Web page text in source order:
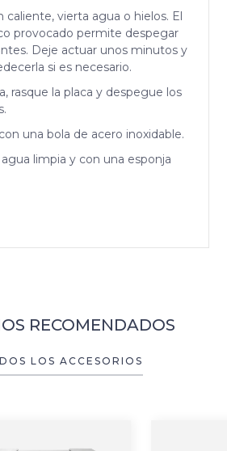
caliente, vierta agua o hielos. El
provocado permite despegar
Deje actuar unos minutos y
si es necesario.
rasque la placa y despegue los
una bola de acero inoxidable.
limpia y con una esponja
RECOMENDADOS
LOS ACCESORIOS